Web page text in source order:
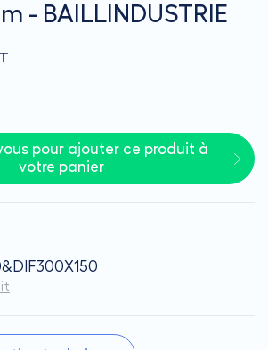
- BAILLINDUSTRIE
pour ajouter ce produit à
votre panier